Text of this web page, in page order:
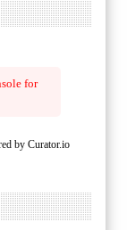
for
by Curator.io